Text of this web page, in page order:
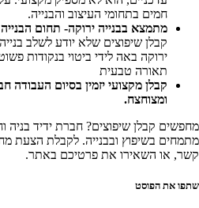
חמים בתחומי העיצוב והבנייה.
מתמצא בבנייה ירוקה- תחום
קבלן שיפוצים שלא יודע לשלב
ירוקה באה לידי ביטוי בנקודות
תאורה טבעית
קבלן מקצועי יזמין בסיום העבודה
ומצוחצח.
מחפשים קבלן שיפוצים? חברת ידיד בניה
מתמחים בשיפוץ ובבנייה. לקבלת הצעת
קשר, או השאירו את פרטיכם באתר.
שתפו את הפוסט